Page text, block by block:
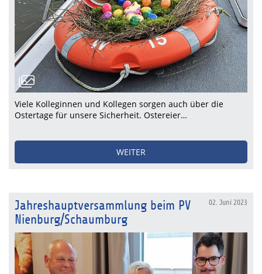
Viele Kolleginnen und Kollegen sorgen auch über die
Ostertage für unsere Sicherheit. Ostereier…
WEITER
02. Juni 2023
Jahreshauptversammlung beim PV
Nienburg/Schaumburg